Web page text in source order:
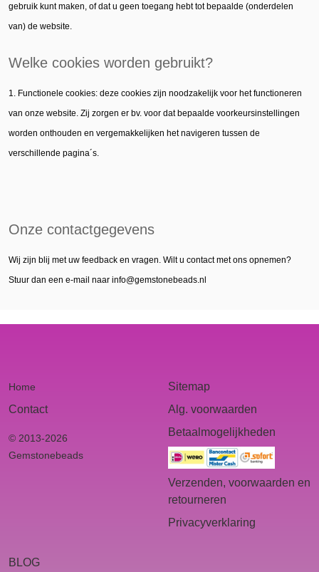
gebruik kunt maken, of dat u geen toegang hebt tot bepaalde (onderdelen
van) de website.
Welke cookies worden gebruikt?
1. Functionele cookies: deze cookies zijn noodzakelijk voor het functioneren
van onze website. Zij zorgen er bv. voor dat bepaalde voorkeursinstellingen
worden onthouden en vergemakkelijken het navigeren tussen de
verschillende pagina´s.
Onze contactgegevens
Wij zijn blij met uw feedback en vragen. Wilt u contact met ons opnemen?
Stuur dan een e-mail naar info@gemstonebeads.nl
Home
Contact
© 2013-2026
Gemstonebeads
Sitemap
Alg. voorwaarden
Betaalmogelijkheden
Verzenden, voorwaarden en
retourneren
Privacyverklaring
BLOG